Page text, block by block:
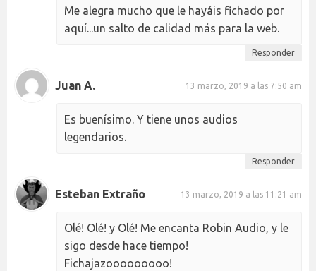
Me alegra mucho que le hayáis fichado por
aquí...un salto de calidad más para la web.
Responder
Juan A. 13 marzo, 2019 a las 7:50 am
Es buenísimo. Y tiene unos audios
legendarios.
Responder
Esteban Extraño 13 marzo, 2019 a las 11:21 am
Olé! Olé! y Olé! Me encanta Robin Audio, y le
sigo desde hace tiempo!
Fichajazooooooooo!